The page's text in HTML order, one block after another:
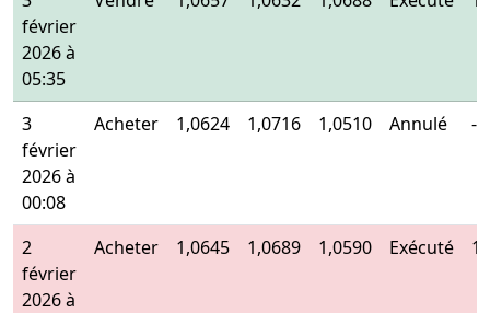
février
2026 à
05:35
3
février
2026 à
00:08
Acheter 1,0624 1,0716 1,0510 Annulé -
2
février
2026 à
Acheter 1,0645 1,0689 1,0590 Exécuté